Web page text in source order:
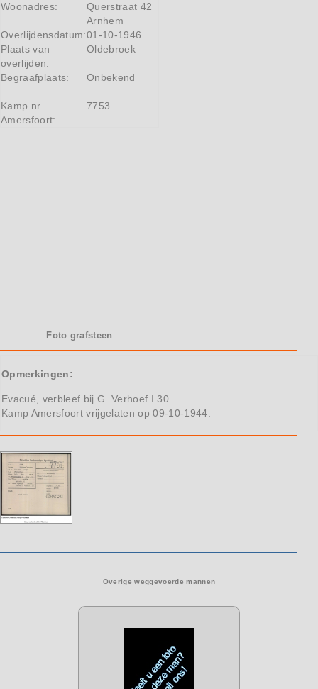
Woonadres:
Querstraat 42
Arnhem
Overlijdensdatum:01-10-1946
Plaats van
overlijden:
Oldebroek
Begraafplaats: Onbekend
Kamp nr
Amersfoort:
7753
Foto grafsteen
Opmerkingen:
Evacué, verbleef bij G. Verhoef I 30.
Kamp Amersfoort vrijgelaten op 09-10-1944.
Overige weggevoerde mannen